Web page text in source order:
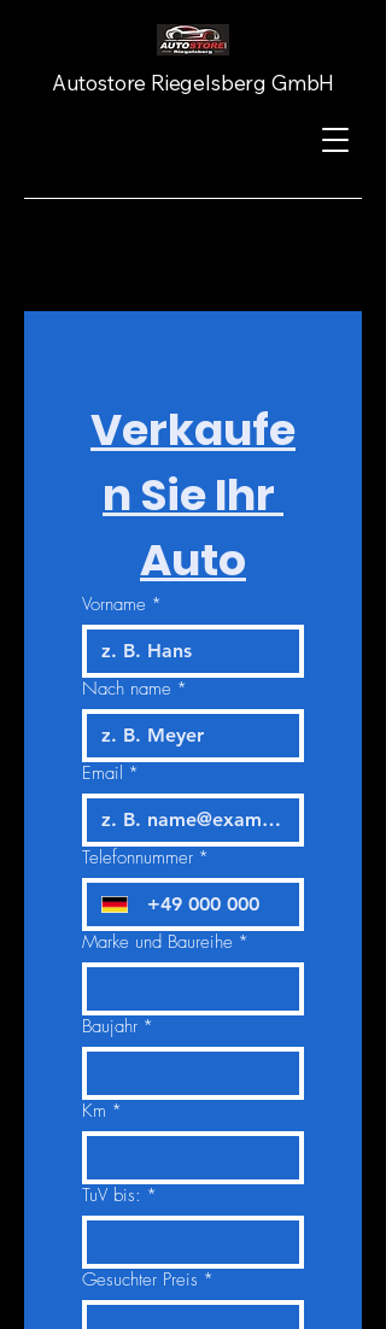
Autostore Riegelsberg GmbH
Verkaufe
n Sie Ihr
Auto
Vorname *
Nach name *
Email *
Telefonnummer *
Marke und Baureihe *
Baujahr *
Km *
TuV bis: *
Gesuchter Preis *